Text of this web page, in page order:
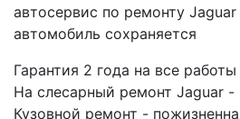
автосервис по ремонту Jaguar
автомобиль сохраняется
Гарантия 2 года на все работы
На слесарный ремонт Jaguar -
Кузовной ремонт -